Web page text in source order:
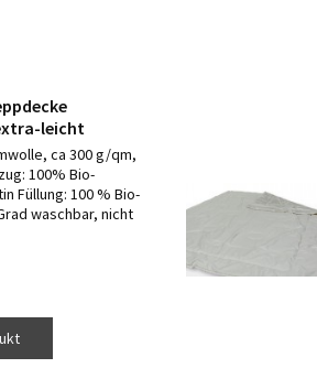
leicht
ca 300 g/qm,
100% Bio-
Füllung: 100 % Bio-
waschbar, nicht